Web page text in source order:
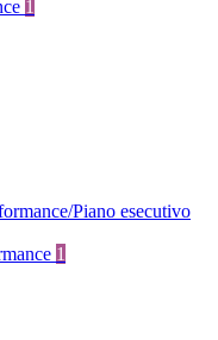
1
Piano esecutivo
1